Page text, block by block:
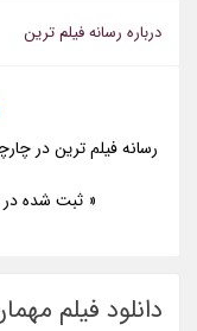
درباره رسانه فيلم ترين
رسانه فیلم ترین در
« ثبت شده در
دانلود فیلم